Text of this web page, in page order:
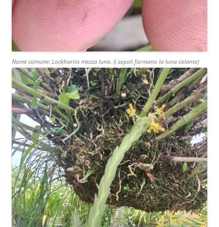
Nome comune: Lockhartia mezza luna. (i sepali formano la luna calante)